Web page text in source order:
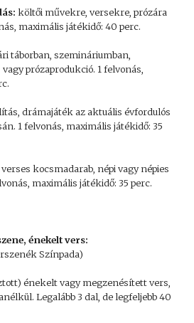
költői művekre, versekre, prózára
maximális játékidő: 40 perc.
táborban, szemináriumban,
prózaprodukció. 1 felvonás,
drámajáték az aktuális évfordulós
1 felvonás, maximális játékidő: 35
verses kocsmadarab, népi vagy népies
maximális játékidő: 35 perc.
énekelt vers:
Színpada)
énekelt vagy megzenésített vers,
Legalább 3 dal, de legfeljebb 40